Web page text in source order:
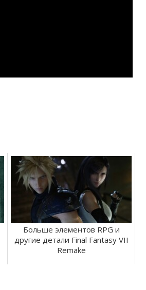
Больше элементов RPG и
другие детали Final Fantasy VII
Remake